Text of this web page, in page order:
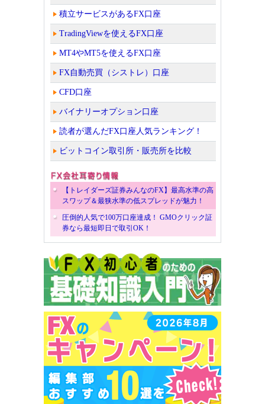
積立サービスがあるFX口座
TradingViewを使えるFX口座
MT4やMT5を使えるFX口座
FX自動売買（シストレ）口座
CFD口座
バイナリーオプション口座
読者が選んだFX口座人気ランキング！
ビットコイン取引所・販売所を比較
【トレイダーズ証券みんなのFX】最高水準の高
スワップ＆最狭水準の低スプレッドが魅力！
圧倒的人気で100万口座達成！ GMOクリック証
券なら最短即日で取引OK！